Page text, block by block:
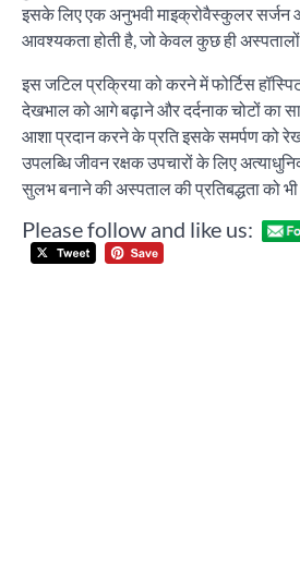
इसके लिए एक अनुभवी माइक्रोवैस्कुलर सर्जन
आवश्यकता होती है, जो केवल कुछ ही
इस जटिल प्रक्रिया को करने में फोर्टिस
देखभाल को आगे बढ़ाने और दर्दनाक चोटों का
आशा प्रदान करने के प्रति इसके समर्पण को
उपलब्धि जीवन रक्षक उपचारों के लिए
सुलभ बनाने की अस्पताल की प्रतिबद्धता को
Please follow and like us:
Post